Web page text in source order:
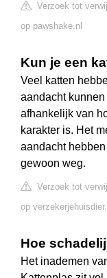
Verzoek tot
op pawshake.nl
Kun je een
Veel katten
aandacht
afhankelijk van
karakter is. Het
aandacht
gewoon weg.
Verzoek tot
op
Hoe
Het inademen